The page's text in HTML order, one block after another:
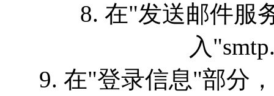
8. 在"发送邮件服
入
9. 在"登录信息"部分